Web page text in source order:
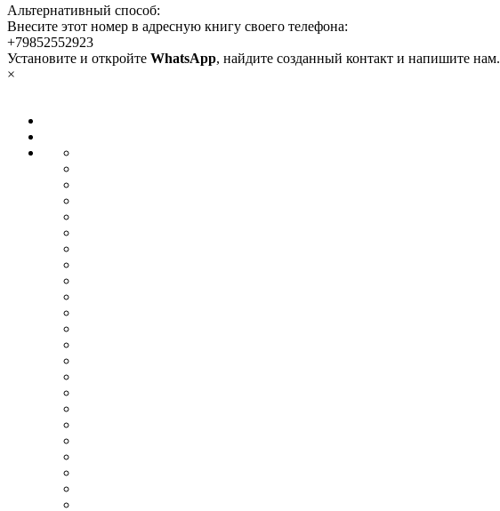
Альтернативный способ:
Внесите этот номер в адресную книгу своего телефона:
+79852552923
Установите и откройте WhatsApp, найдите созданный контакт и напишите нам.
×